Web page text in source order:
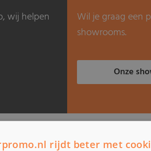
wij helpen
Wil je graag een
showrooms.
Onze
rijdt beter met